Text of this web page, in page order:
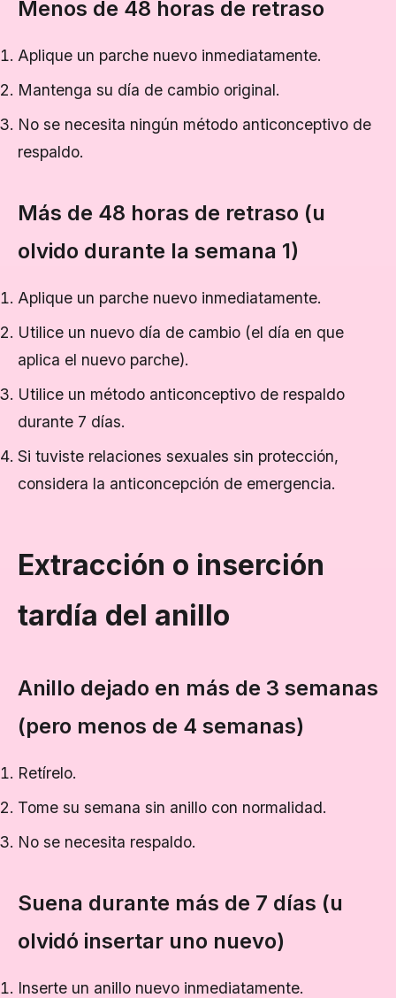
Menos de 48 horas de retraso
Aplique un parche nuevo inmediatamente.
Mantenga su día de cambio original.
No se necesita ningún método anticonceptivo de
respaldo.
Más de 48 horas de retraso (u
olvido durante la semana 1)
Aplique un parche nuevo inmediatamente.
Utilice un nuevo día de cambio (el día en que
aplica el nuevo parche).
Utilice un método anticonceptivo de respaldo
durante 7 días.
Si tuviste relaciones sexuales sin protección,
considera la anticoncepción de emergencia.
Extracción o inserción
tardía del anillo
Anillo dejado en más de 3 semanas
(pero menos de 4 semanas)
Retírelo.
Tome su semana sin anillo con normalidad.
No se necesita respaldo.
Suena durante más de 7 días (u
olvidó insertar uno nuevo)
Inserte un anillo nuevo inmediatamente.